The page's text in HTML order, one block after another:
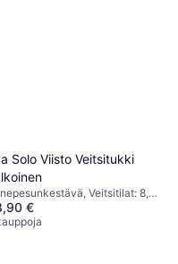
Solo Viisto Veitsitukki
Veitsitilat: 8,
Valkoinen, Korkeus: 31 cm,
7.5 cm, Pituus: 20 cm
€